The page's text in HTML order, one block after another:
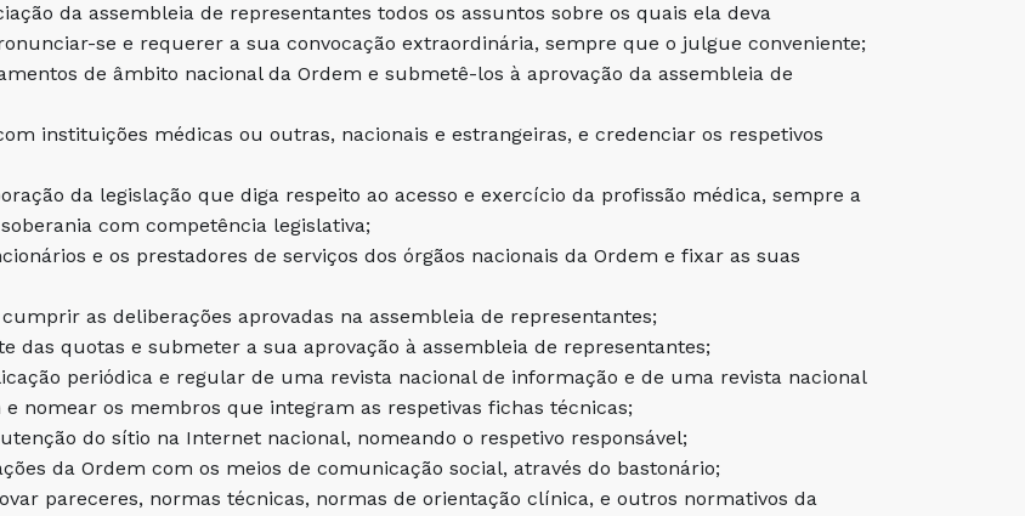
da assembleia de representantes todos os assuntos sobre os quais ela deva
se e requerer a sua convocação extraordinária, sempre que o julgue conveniente;
de âmbito nacional da Ordem e submetê-los à aprovação da assembleia de
instituições médicas ou outras, nacionais e estrangeiras, e credenciar os respetivos
da legislação que diga respeito ao acesso e exercício da profissão médica, sempre a
com competência legislativa;
e os prestadores de serviços dos órgãos nacionais da Ordem e fixar as suas
as deliberações aprovadas na assembleia de representantes;
das quotas e submeter a sua aprovação à assembleia de representantes;
periódica e regular de uma revista nacional de informação e de uma revista nacional
nomear os membros que integram as respetivas fichas técnicas;
do sítio na Internet nacional, nomeando o respetivo responsável;
da Ordem com os meios de comunicação social, através do bastonário;
pareceres, normas técnicas, normas de orientação clínica, e outros normativos da